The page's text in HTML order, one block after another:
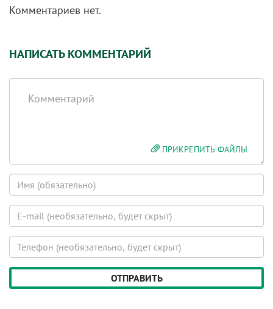
Комментариев нет.
НАПИСАТЬ КОММЕНТАРИЙ
ПРИКРЕПИТЬ ФАЙЛЫ
Имя
mail
(будет
скрыт)
Телефон
(будет
скрыт)